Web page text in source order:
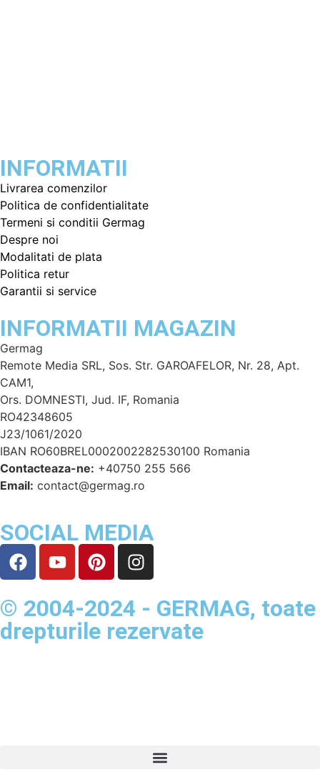
INFORMATII
Livrarea comenzilor
Politica de confidentialitate
Termeni si conditii Germag
Despre noi
Modalitati de plata
Politica retur
Garantii si service
INFORMATII MAGAZIN
Germag
Remote Media SRL, Sos. Str. GAROAFELOR, Nr. 28, Apt.
CAM1,
Ors. DOMNESTI, Jud. IF, Romania
RO42348605
J23/1061/2020
IBAN RO60BREL0002002282530100 Romania
Contacteaza-ne: +40750 255 566
Email: contact@germag.ro
SOCIAL MEDIA
© 2004-2024 - GERMAG, toate
drepturile rezervate